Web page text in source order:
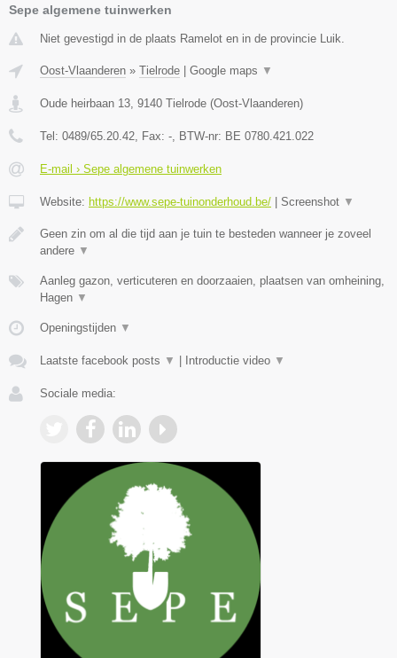
Sepe algemene tuinwerken
Niet gevestigd in de plaats Ramelot en in de provincie Luik.
Oost-Vlaanderen » Tielrode Google maps ▼
Oude heirbaan 13 9140 Tielrode (Oost-Vlaanderen)
Tel: 0489/65.20.42 , Fax: - , BTW-nr: BE 0780.421.022
E-mail › Sepe algemene tuinwerken
Website: https://www.sepe-tuinonderhoud.be/ Screenshot ▼
Geen zin om al die tijd aan je tuin te besteden wanneer je zoveel
andere ▼
Aanleg gazon, verticuteren en doorzaaien, plaatsen van omheining,
Hagen ▼
Openingstijden ▼
Laatste facebook posts ▼ Introductie video ▼
Sociale media: